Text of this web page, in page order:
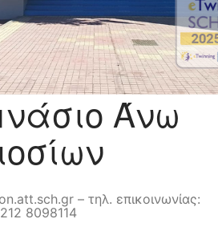
Άνω
– τηλ. επικοινωνίας:
212 8098114